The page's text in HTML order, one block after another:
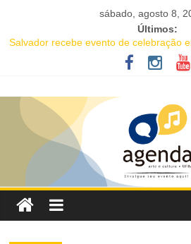
sábado, agosto 8,
Últimos:
Salvador recebe evento de celebração
16ª Jornada de Dança da Bahia leva
gratuitos a quatro cidades brasileiras
IC Encontro de Artes traz Renata
Transpofágico” a Salvador
Música e solidariedade se unem em
da Bahia na Flipelô